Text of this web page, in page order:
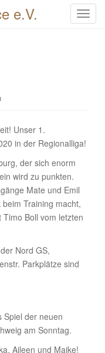
T
e.V.
Unser 1.
in der Regionalliga!
der sich enorm
wird zu punkten.
Mate und Emil
Training macht,
Boll vom letzten
Nord GS,
Parkplätze sind
Spiel der neuen
am Sonntag.
Aileen und Maike!